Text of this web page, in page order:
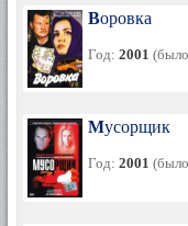
Воровка
Год: 2001
Мусорщик
Год: 2001